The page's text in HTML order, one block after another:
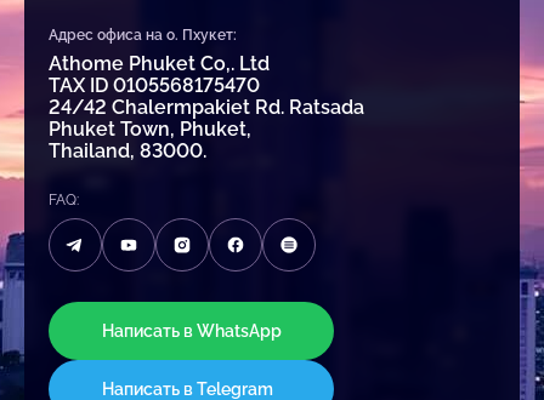
Адрес офиса на о. Пхукет:
Athome Phuket Co,. Ltd
TAX ID 0105568175470
24/42 Chalermpakiet Rd. Ratsada
Phuket Town, Phuket,
Thailand, 83000.
FAQ:
Написать в WhatsApp
Написать в Telegram